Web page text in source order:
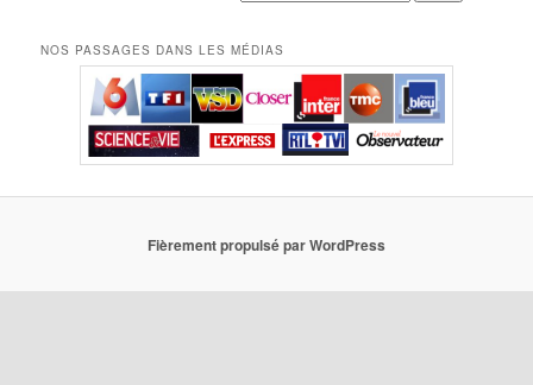
NOS PASSAGES DANS LES MÉDIAS
Fièrement propulsé par WordPress